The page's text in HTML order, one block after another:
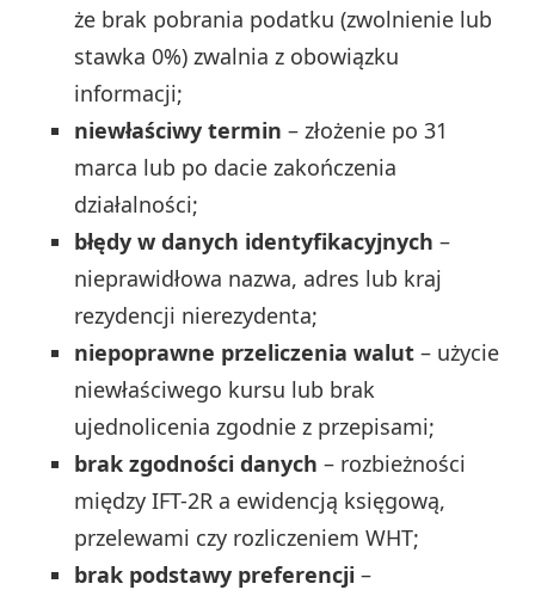
że brak pobrania podatku (zwolnienie lub
stawka 0%) zwalnia z obowiązku
informacji;
niewłaściwy termin – złożenie po 31
marca lub po dacie zakończenia
działalności;
błędy w danych identyfikacyjnych –
nieprawidłowa nazwa, adres lub kraj
rezydencji nierezydenta;
niepoprawne przeliczenia walut – użycie
niewłaściwego kursu lub brak
ujednolicenia zgodnie z przepisami;
brak zgodności danych – rozbieżności
między IFT-2R a ewidencją księgową,
przelewami czy rozliczeniem WHT;
brak podstawy preferencji –